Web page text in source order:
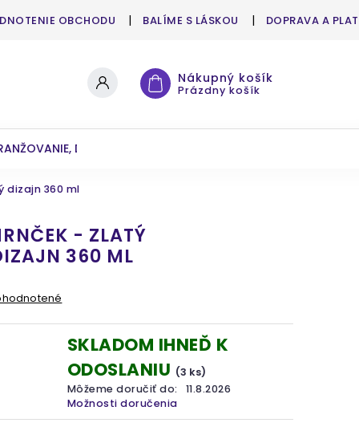
OBCHODU BALÍME S LÁSKOU DOPRAVA A
Nákupný košík
Prázdny košík
DEKOROVANIE
dizajn 360 ml
- ZLATÝ
360 ML
SKLADOM IHNEĎ K
ODOSLANIU (3 ks)
Môžeme doručiť do:
11.8.2026
Možnosti doručenia